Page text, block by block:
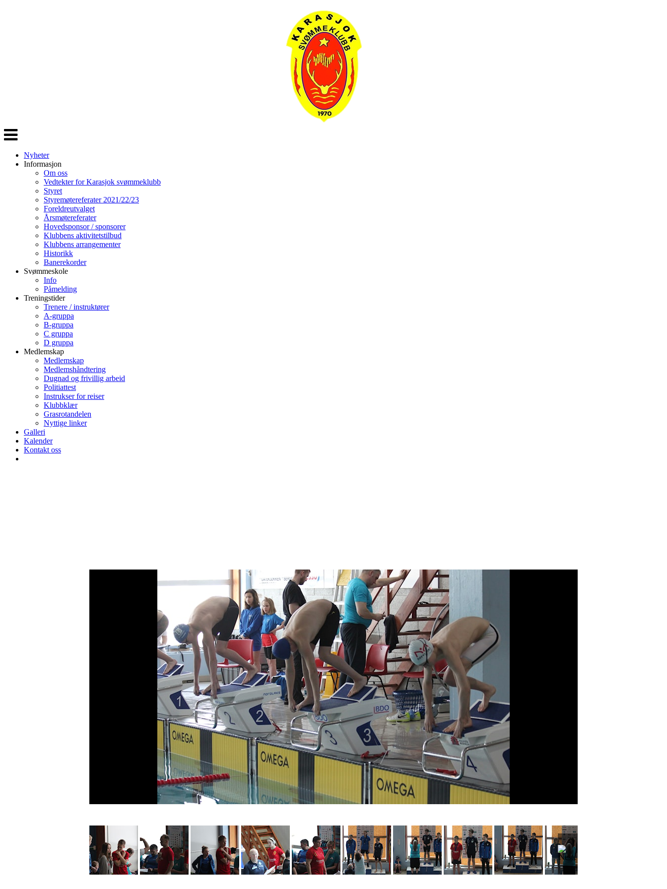
Veksle
navigasjon
Nyheter
Informasjon
Om oss
Vedtekter for Karasjok svømmeklubb
Styret
Styremøtereferater 2021/22/23
Foreldreutvalget
Årsmøtereferater
Hovedsponsor / sponsorer
Klubbens aktivitetstilbud
Klubbens arrangementer
Historikk
Banerekorder
Svømmeskole
Info
Påmelding
Treningstider
Trenere / instruktører
A-gruppa
B-gruppa
C gruppa
D gruppa
Medlemskap
Medlemskap
Medlemshåndtering
Dugnad og frivillig arbeid
Politiattest
Instrukser for reiser
Klubbklær
Grasrotandelen
Nyttige linker
Galleri
Kalender
Kontakt oss